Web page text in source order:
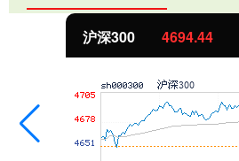
沪深300 4694.44